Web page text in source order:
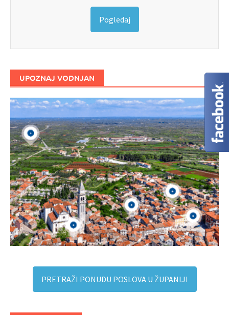
Pogledaj
UPOZNAJ VODNJAN
PRETRAŽI PONUDU POSLOVA U ŽUPANIJI